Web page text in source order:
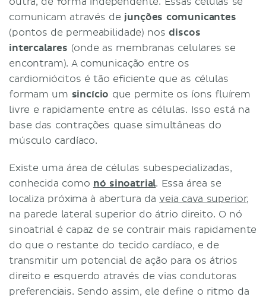
comunicam através de junções comunicantes
(pontos de permeabilidade) nosdiscos
intercalares (onde as membranas celulares se
encontram). A comunicação entre os
cardiomiócitos é tão eficiente que as células
formam um sincício que permite os íons fluírem
livre e rapidamente entre as células. Isso está na
base das contrações quase simultâneas do
músculo cardíaco.
Existe uma área de células subespecializadas,
conhecida como nó sinoatrial. Essa área se
localiza próxima à abertura daveia cava superior,
na parede lateral superior do átrio direito. O nó
sinoatrial é capaz de se contrair mais rapidamente
do que o restante do tecido cardíaco, e de
transmitir um potencial de ação para os átrios
direito e esquerdo através de vias condutoras
preferenciais. Sendo assim, ele define o ritmo da